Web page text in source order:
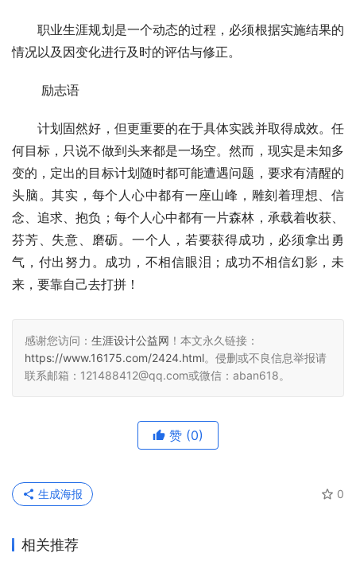
职业生涯规划是一个动态的过程，必须根据实施结果的
情况以及因变化进行及时的评估与修正。
励志语
计划固然好，但更重要的在于具体实践并取得成效。任
何目标，只说不做到头来都是一场空。然而，现实是未知多
变的，定出的目标计划随时都可能遭遇问题，要求有清醒的
头脑。其实，每个人心中都有一座山峰，雕刻着理想、信
念、追求、抱负；每个人心中都有一片森林，承载着收获、
芬芳、失意、磨砺。一个人，若要获得成功，必须拿出勇
气，付出努力。成功，不相信眼泪；成功不相信幻影，未
来，要靠自己去打拼！
感谢您访问： 生涯设计公益网 ！本文永久链接：
https://www.16175.com/2424.html。侵删或不良信息举报请
联系邮箱：121488412@qq.com或微信：aban618。
赞 (0)
0
生成海报
相关推荐